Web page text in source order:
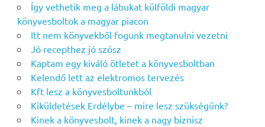
Így vethetik meg a lábukat külföldi magyar
könyvesboltok a magyar piacon
Itt nem könyvekből fogunk megtanulni vezetni
Jó recepthez jó szósz
Kaptam egy kiváló ötletet a könyvesboltban
Kelendő lett az elektromos tervezés
Kft lesz a könyvesboltunkból
Kiküldetések Erdélybe – mire lesz szükségünk?
Kinek a könyvesbolt, kinek a nagy biznisz